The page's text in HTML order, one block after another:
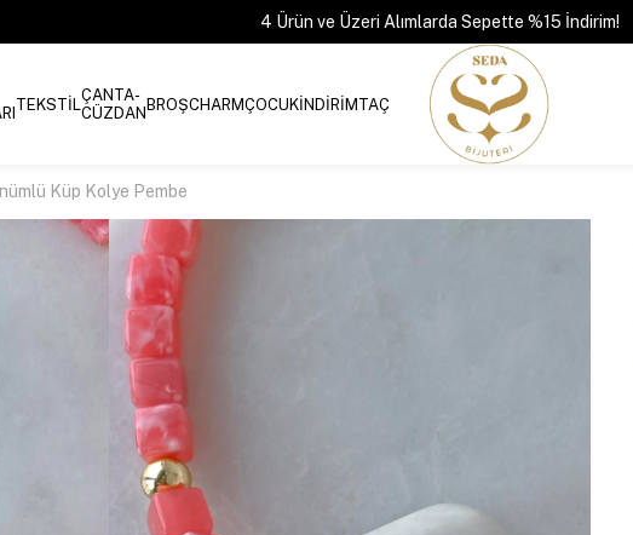
4 Ürün ve Üzeri Alımlarda Sepette %15 İndirim!
TEKSTİLÇANTA-
CÜZDANBROŞCHARMÇOCUKİNDİRİMTAÇ
Küp Kolye Pembe